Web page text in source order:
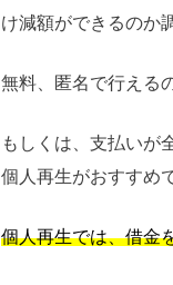
け減額ができるのか
無料、匿名で行える
もしくは、支払いが
個人再生がおすすめ
個人再生では、借金